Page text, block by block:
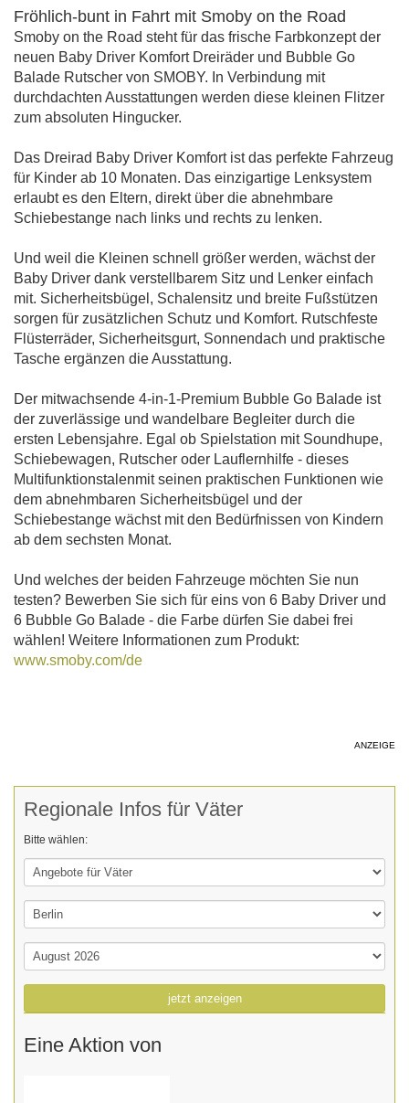
Fröhlich-bunt in Fahrt mit Smoby on the Road
Smoby on the Road steht für das frische Farbkonzept der
neuen Baby Driver Komfort Dreiräder und Bubble Go
Balade Rutscher von SMOBY. In Verbindung mit
durchdachten Ausstattungen werden diese kleinen Flitzer
zum absoluten Hingucker.
Das Dreirad Baby Driver Komfort ist das perfekte Fahrzeug
für Kinder ab 10 Monaten. Das einzigartige Lenksystem
erlaubt es den Eltern, direkt über die abnehmbare
Schiebestange nach links und rechts zu lenken.
Und weil die Kleinen schnell größer werden, wächst der
Baby Driver dank verstellbarem Sitz und Lenker einfach
mit. Sicherheitsbügel, Schalensitz und breite Fußstützen
sorgen für zusätzlichen Schutz und Komfort. Rutschfeste
Flüsterräder, Sicherheitsgurt, Sonnendach und praktische
Tasche ergänzen die Ausstattung.
Der mitwachsende 4-in-1-Premium Bubble Go Balade ist
der zuverlässige und wandelbare Begleiter durch die
ersten Lebensjahre. Egal ob Spielstation mit Soundhupe,
Schiebewagen, Rutscher oder Lauflernhilfe - dieses
Multifunktionstalenmit seinen praktischen Funktionen wie
dem abnehmbaren Sicherheitsbügel und der
Schiebestange wächst mit den Bedürfnissen von Kindern
ab dem sechsten Monat.
Und welches der beiden Fahrzeuge möchten Sie nun
testen? Bewerben Sie sich für eins von 6 Baby Driver und
6 Bubble Go Balade - die Farbe dürfen Sie dabei frei
wählen! Weitere Informationen zum Produkt:
www.smoby.com/de
ANZEIGE
Regionale Infos für Väter
Bitte wählen:
jetzt anzeigen
Eine Aktion von